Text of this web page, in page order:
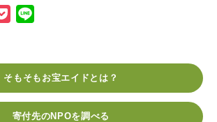
t
そもそもお宝エイドとは？
寄付先のNPOを調べる